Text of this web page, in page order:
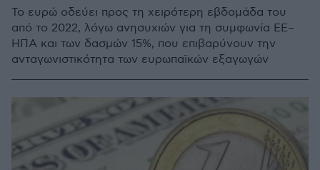
Το ευρώ οδεύει προς τη χειρότερη εβδομάδα του
από το 2022, λόγω ανησυχιών για τη συμφωνία ΕΕ–
ΗΠΑ και των δασμών 15%, που επιβαρύνουν την
ανταγωνιστικότητα των ευρωπαϊκών εξαγωγών